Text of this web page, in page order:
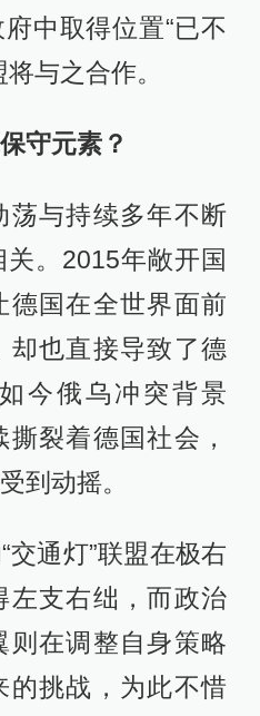
中取得位置“已不
与之合作。
守元素？
荡与持续多年不断
。2015年敞开国
德国在全世界面前
却也直接导致了德
今俄乌冲突背景
裂着德国社会，
到动摇。
交通灯”联盟在极右
左支右绌，而政治
则在调整自身策略
的挑战，为此不惜